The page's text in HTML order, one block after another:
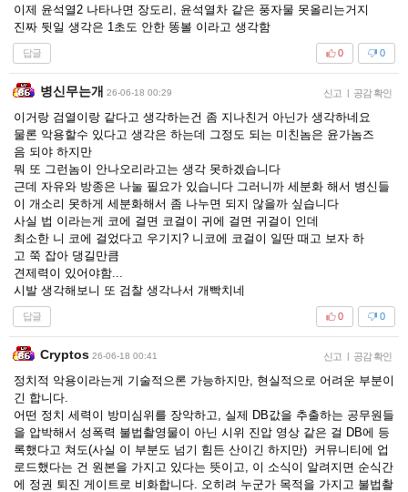
이제 윤석열2 나타나면 장도리, 윤석열차 같은 풍자물 못올리는거지
진짜 뒷일 생각은 1초도 안한 똥볼 이라고 생각함
답글 0
0
병신무는개 26-06-18 00:29 신고 | 공감 확인
이거랑 검열이랑 같다고 생각하는건 좀 지나친거 아닌가 생각하네요
물론 악용할수 있다고 생각은 하는데 그정도 되는 미친놈은 윤가놈즈
음 되야 하지만
뭐 또 그런놈이 안나오리라고는 생각 못하겠습니다
근데 자유와 방종은 나눌 필요가 있습니다 그러니까 세분화 해서 병신들
이 개소리 못하게 세분화해서 좀 나누면 되지 않을까 싶습니다
사실 법 이라는게 코에 걸면 코걸이 귀에 걸면 귀걸이 인데
최소한 니 코에 걸었다고 우기지? 니코에 코걸이 일딴 때고 보자 하
고 쭉 잡아 댕길만큼
견제력이 있어야함...
시발 생각해보니 또 검찰 생각나서 개빡치네
답글 0
0
Cryptos 26-06-18 00:41 신고 | 공감 확인
정치적 악용이라는게 기술적으론 가능하지만, 현실적으로 어려운 부분이
긴 합니다.
어떤 정치 세력이 방미심위를 장악하고, 실제 DB값을 추출하는 공무원들
을 압박해서 성폭력 불법촬영물이 아닌 시위 진압 영상 같은 걸 DB에 등
록했다고 쳐도(사실 이 부분도 넘기 힘든 산이긴 하지만) 커뮤니티에 업
로드했다는 건 원본을 가지고 있다는 뜻이고, 이 소식이 알려지면 순식간
에 정권 퇴진 게이트로 비화합니다. 오히려 누군가 목적을 가지고 불법촬